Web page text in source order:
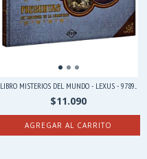
LIBRO MISTERIOS DEL MUNDO - LEXUS - 9789...
$11.090